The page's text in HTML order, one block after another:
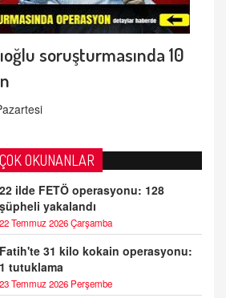
soruşturmasında 10
ÇOK OKUNANLAR
22 ilde FETÖ operasyonu: 128
şüpheli yakalandı
22 Temmuz 2026 Çarşamba
Fatih'te 31 kilo kokain operasyonu:
1 tutuklama
23 Temmuz 2026 Perşembe